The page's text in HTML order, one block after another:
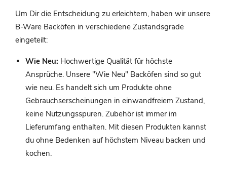
Um Dir die Entscheidung zu erleichtern, haben wir unsere
B-Ware Backöfen in verschiedene Zustandsgrade
eingeteilt:
Wie Neu: Hochwertige Qualität für höchste
Ansprüche. Unsere "Wie Neu" Backöfen sind so gut
wie neu. Es handelt sich um Produkte ohne
Gebrauchserscheinungen in einwandfreiem Zustand,
keine Nutzungsspuren. Zubehör ist immer im
Lieferumfang enthalten. Mit diesen Produkten kannst
du ohne Bedenken auf höchstem Niveau backen und
kochen.